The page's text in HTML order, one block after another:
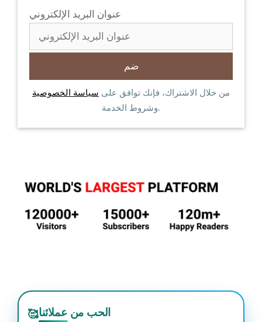
عنوان البريد الإلكتروني
من خلال الاشتراك، فإنك توافق على سياسة الخصوصية
وشروط الخدمة.
🥰الحب من عملائنا